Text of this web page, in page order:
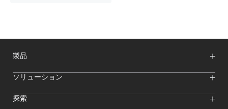
製品
ワイヤレスマイク
インターカムシステム
カメラモニター
ソリューション
ワイヤレスインターカムシステム
探索